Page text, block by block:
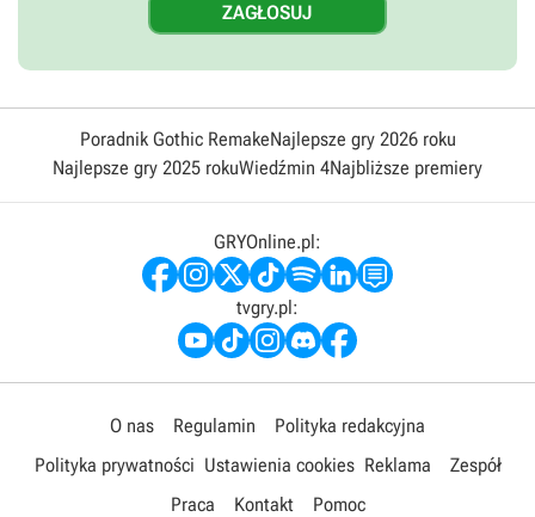
Poradnik Gothic RemakeNajlepsze gry 2026 roku
Najlepsze gry 2025 rokuWiedźmin 4Najbliższe premiery
GRYOnline.pl:
tvgry.pl:
O nas Regulamin
Polityka redakcyjna
Polityka prywatności Ustawienia cookies Reklama
Zespół
Praca
Kontakt Pomoc